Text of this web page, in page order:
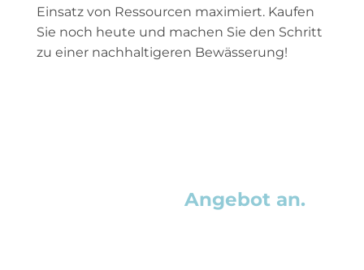
Einsatz von Ressourcen maximiert. Kaufen
Sie noch heute und machen Sie den Schritt
zu einer nachhaltigeren Bewässerung!
Angebot an.